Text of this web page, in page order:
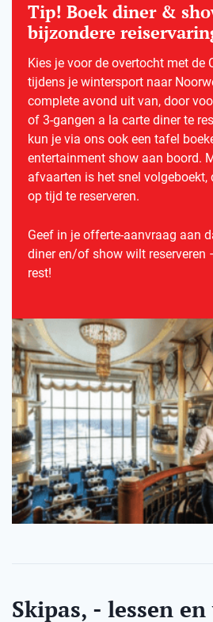
Tip! Boek diner &
bijzondere
Kies je voor de overtocht met de
tijdens je wintersport naar
complete avond uit van, door
of 3-gangen a la carte diner te
kun je via ons ook een tafel
entertainment show aan boord.
afvaarten is het snel
op tijd te reserveren.
Geef in je offerte-aanvraag aan
diner en/of show wilt reserveren
rest!
Skipas, - lessen